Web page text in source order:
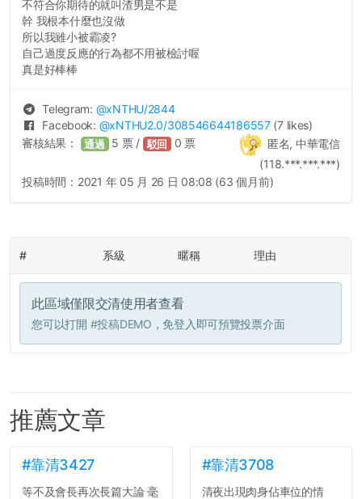
不符合你期待的就叫渣男是不是
幹 我根本什麼也沒做
所以我雖小被霸凌?
自己過度反應的行為都不用被檢討喔
真是好棒棒
Telegram: @xNTHU/2844
Facebook: @xNTHU2.0/308546644186557 (7 likes)
匿名, 中華電信
(118.***.***.***)
審核結果： 通過 5 票 / 駁回 0 票
投稿時間： 2021 年 05 月 26 日 08:08 (63 個月前)
# 系級 暱稱 理由
此區域僅限交清使用者查看
您可以打開 #投稿DEMO ，免登入即可預覽投票介面
推薦文章
#靠清3427
等不及會長再次長篇大論 毫
#靠清3708
清夜出現肉身佔車位的情